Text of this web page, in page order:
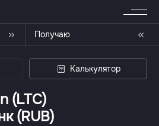
Получаю
Калькулятор
(LTC)
(RUB)